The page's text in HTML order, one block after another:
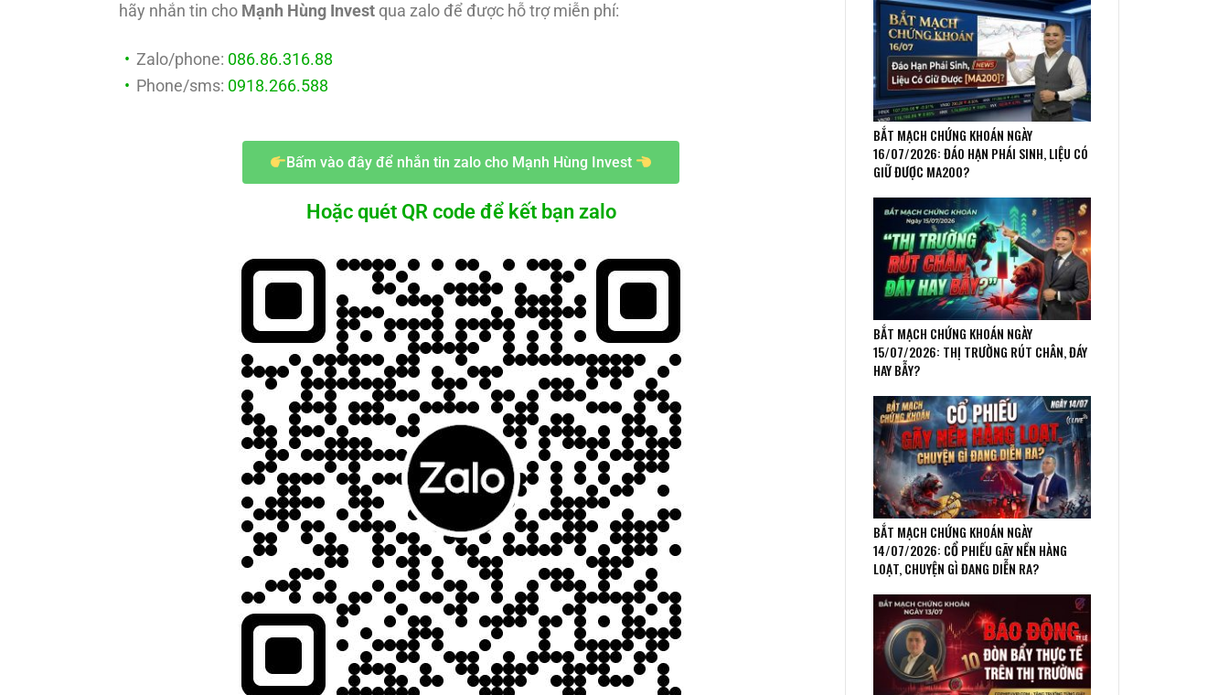
hãy nhắn tin cho Mạnh Hùng Invest qua zalo để được hỗ trợ miễn phí:
Zalo/phone: 086.86.316.88
Phone/sms: 0918.266.588
Bấm vào đây để nhắn tin zalo cho Mạnh Hùng Invest
Hoặc quét QR code để kết bạn zalo
BẮT MẠCH CHỨNG KHOÁN NGÀY
16/07/2026: ĐÁO HẠN PHÁI SINH, LIỆU CÓ
GIỮ ĐƯỢC MA200?
BẮT MẠCH CHỨNG KHOÁN NGÀY
15/07/2026: THỊ TRƯỜNG RÚT CHÂN, ĐÁY
HAY BẪY?
BẮT MẠCH CHỨNG KHOÁN NGÀY
14/07/2026: CỔ PHIẾU GÃY NỀN HÀNG
LOẠT, CHUYỆN GÌ ĐANG DIỄN RA?